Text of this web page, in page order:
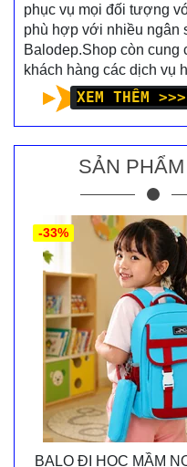
phục vụ mọi đối tượng
phù hợp với nhiều ngân
Balodep.Shop còn cung
khách hàng các dịch vụ
XEM THÊM
SẢN
BALO ĐI HỌC MẦM
-33%